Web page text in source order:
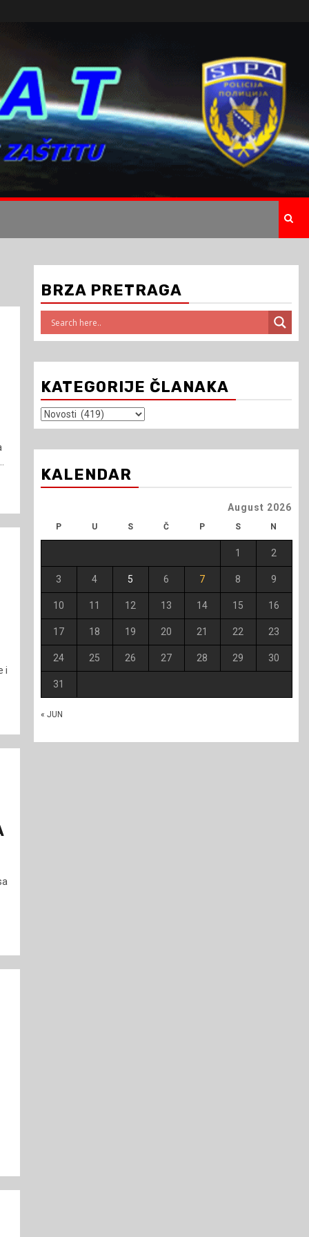
i
BRZA PRETRAGA
KATEGORIJE ČLANAKA
Kategorije
članaka
KALENDAR
August 2026
P U S Č P S N
« JUN
1 2
3 4 5 6 7 8 9
10 11 12 13 14 15 16
17 18 19 20 21 22 23
24 25 26 27 28 29 30
31